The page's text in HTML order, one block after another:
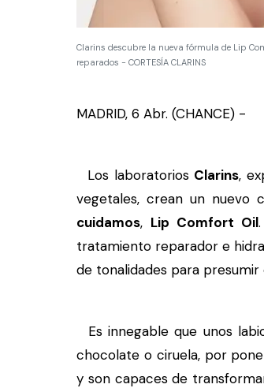
Clarins descubre la nueva fórmula de Lip
reparados - CORTESÍA CLARINS
MADRID, 6 Abr. (CHANCE) -
Los laboratorios Clarins,
vegetales, crean un nuevo
cuidamos, Lip Comfort Oil
tratamiento reparador e
de tonalidades para presumir
Es innegable que unos
chocolate o ciruela, por
y son capaces de